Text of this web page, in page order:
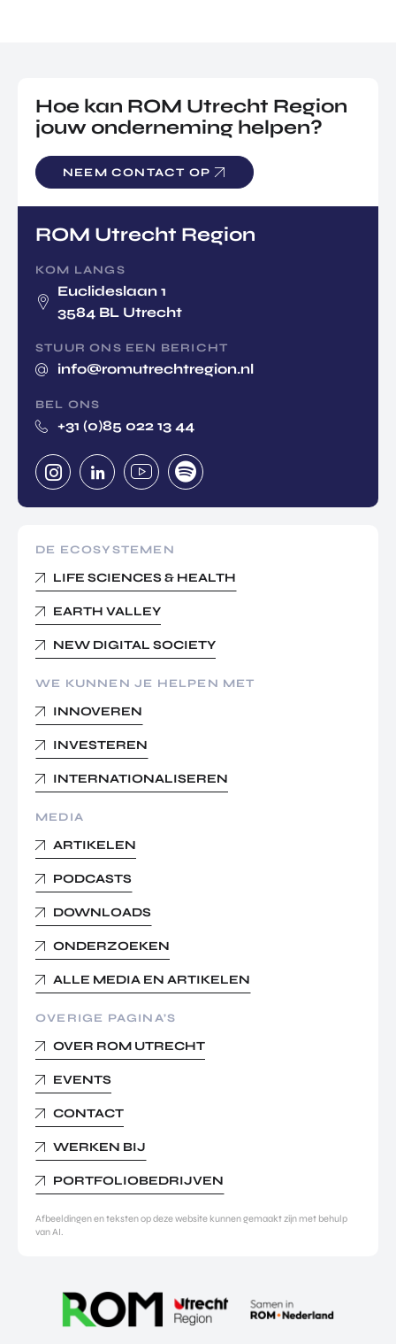
Hoe kan ROM Utrecht Region
jouw onderneming helpen?
NEEM CONTACT OP
ROM Utrecht Region
KOM LANGS
Euclideslaan 1
3584 BL Utrecht
STUUR ONS EEN BERICHT
info@romutrechtregion.nl
BEL ONS
+31 (0)85 022 13 44
DE ECOSYSTEMEN
LIFE SCIENCES & HEALTH
EARTH VALLEY
NEW DIGITAL SOCIETY
WE KUNNEN JE HELPEN MET
INNOVEREN
INVESTEREN
INTERNATIONALISEREN
MEDIA
ARTIKELEN
PODCASTS
DOWNLOADS
ONDERZOEKEN
ALLE MEDIA EN ARTIKELEN
OVERIGE PAGINA’S
OVER ROM UTRECHT
EVENTS
CONTACT
WERKEN BIJ
PORTFOLIOBEDRIJVEN
Afbeeldingen en teksten op deze website kunnen gemaakt zijn met behulp
van AI.